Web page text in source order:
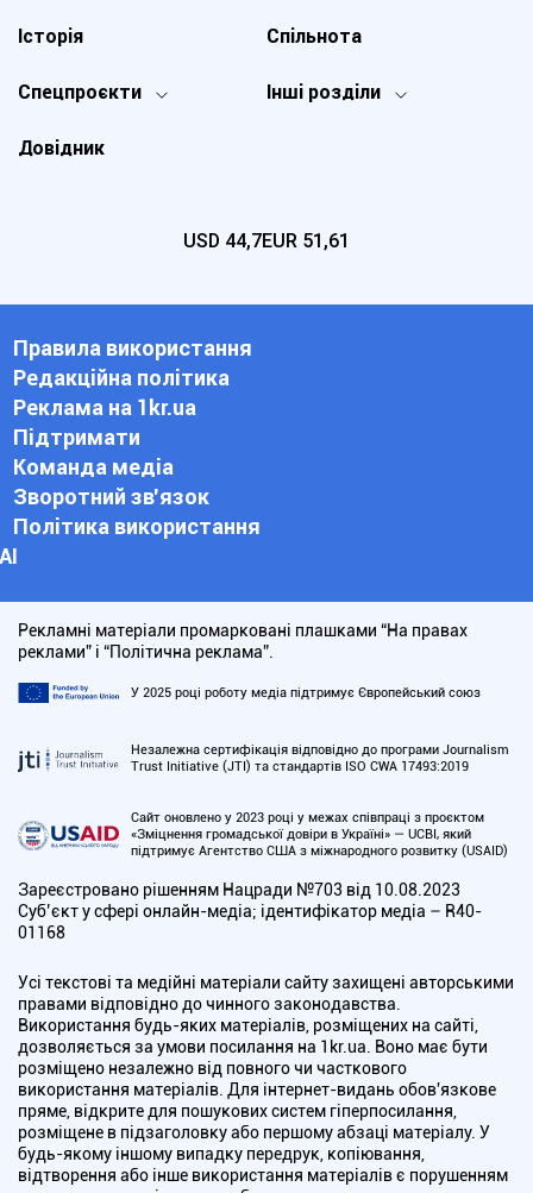
Спецпроєкти Інші розділи
Історія
Довідник
Спільнота
USD 44,7EUR 51,61
Правила використання
Редакційна політика
Реклама на 1kr.ua
Підтримати
Команда медіа
Зворотний зв'язок
Політика використання
АІ
Рекламні матеріали промарковані плашками “На правах
реклами” і “Політична реклама”.
У 2025 році роботу медіа підтримує Європейський союз
Незалежна сертифікація відповідно до програми Journalism
Trust Initiative (JTI) та стандартів ISO CWA 17493:2019
Сайт оновлено у 2023 році у межах співпраці з проєктом
«Зміцнення громадської довіри в Україні» — UCBI, який
підтримує Агентство США з міжнародного розвитку (USAID)
Зареєстровано рішенням Нацради №703 від 10.08.2023
Cуб’єкт у сфері онлайн-медіа; ідентифікатор медіа – R40-
01168
Усі текстові та медійні матеріали сайту захищені авторськими
правами відповідно до чинного законодавства.
Використання будь-яких матеріалів, розміщених на сайті,
дозволяється за умови посилання на 1kr.ua. Воно має бути
розміщено незалежно від повного чи часткового
використання матеріалів. Для інтернет-видань обов'язкове
пряме, відкрите для пошукових систем гіперпосилання,
розміщене в підзаголовку або першому абзаці матеріалу. У
будь-якому іншому випадку передрук, копіювання,
відтворення або інше використання матеріалів є порушенням